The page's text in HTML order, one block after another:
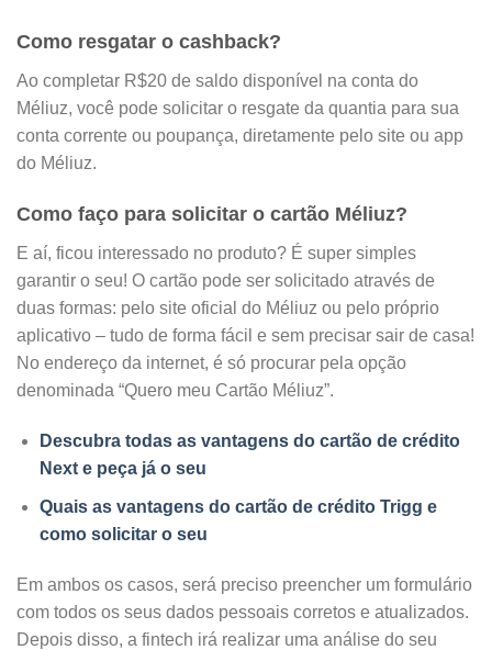
Como resgatar o cashback?
Ao completar R$20 de saldo disponível na conta do
Méliuz, você pode solicitar o resgate da quantia para sua
conta corrente ou poupança, diretamente pelo site ou app
do Méliuz.
Como faço para solicitar o cartão Méliuz?
E aí, ficou interessado no produto? É super simples
garantir o seu! O cartão pode ser solicitado através de
duas formas: pelo site oficial do Méliuz ou pelo próprio
aplicativo – tudo de forma fácil e sem precisar sair de casa!
No endereço da internet, é só procurar pela opção
denominada “Quero meu Cartão Méliuz”.
Descubra todas as vantagens do cartão de crédito
Next e peça já o seu
Quais as vantagens do cartão de crédito Trigg e
como solicitar o seu
Em ambos os casos, será preciso preencher um formulário
com todos os seus dados pessoais corretos e atualizados.
Depois disso, a fintech irá realizar uma análise do seu